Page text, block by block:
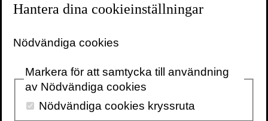
tillstånd, och lär oss att tänka lite mer
rationellt – de lär oss att tänka som ett
Levitt och Dubner ger oss en kompass för
ett nytt sätt att angripa problem, oavsett om
du vill förändra en irriterande vana hos dig
Hantera dina cookieinställningar
Nödvändiga cookies
Markera för att samtycka till användning
av Nödvändiga cookies
Nödvändiga cookies kryssruta